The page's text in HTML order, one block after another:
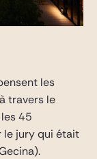
les
travers le
45
le jury qui était